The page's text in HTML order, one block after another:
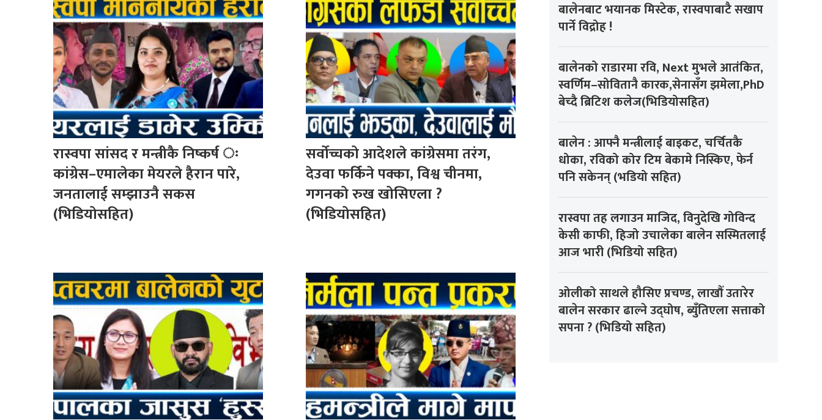
रास्वपा सांसद र मन्त्रीकै निष्कर्ष ः
कांग्रेस–एमालेका मेयरले हैरान पारे,
जनतालाई सम्झाउनै सकस
(भिडियोसहित)
सर्वोच्चको आदेशले कांग्रेसमा तरंग,
देउवा फर्किने पक्का, विश्व चीनमा,
गगनको रुख खोसिएला ?
(भिडियोसहित)
बालेनबाट भयानक मिस्टेक, रास्वपाबाटै सखाप
पार्ने विद्रोह !
बालेनको राडारमा रवि, Next मुभले आतंकित,
स्वर्णिम–सोवितानै कारक,सेनासँग झमेला,PhD
बेच्दै ब्रिटिश कलेज(भिडियोसहित)
बालेन : आफ्नै मन्त्रीलाई बाइकट, चर्चितकै
धोका, रविको कोर टिम बेकामे निस्किए, फेर्न
पनि सकेनन् (भडियो सहित)
रास्वपा तह लगाउन माजिद, विनुदेखि गोविन्द
केसी काफी, हिजो उचालेका बालेन सस्मितलाई
आज भारी (भिडियो सहित)
ओलीको साथले हौसिए प्रचण्ड, लाखौँ उतारेर
बालेन सरकार ढाल्ने उद्घोष, ब्युँतिएला सत्ताको
सपना ? (भिडियो सहित)